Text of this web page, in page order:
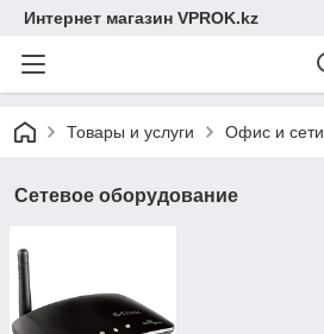
Интернет магазин VPROK.kz
Товары и услуги Офис и сети
Сетевое оборудование